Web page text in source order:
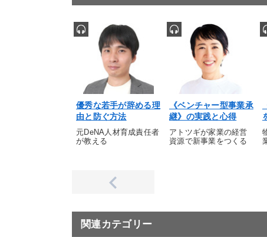
優秀な若手が辞める理
由と防ぐ方法
元DeNA人材育成責任者
が教える
《ベンチャー型事業承
継》の実践と心得
アトツギが家業の経営
資源で新事業をつくる
関連カテゴリー